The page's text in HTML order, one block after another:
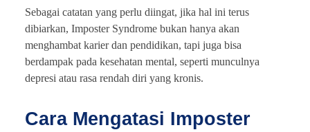
Sebagai catatan yang perlu diingat, jika hal ini terus
dibiarkan, Imposter Syndrome bukan hanya akan
menghambat karier dan pendidikan, tapi juga bisa
berdampak pada kesehatan mental, seperti munculnya
depresi atau rasa rendah diri yang kronis.
Cara Mengatasi Imposter